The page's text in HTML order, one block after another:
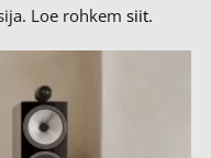
Loe rohkem siit.